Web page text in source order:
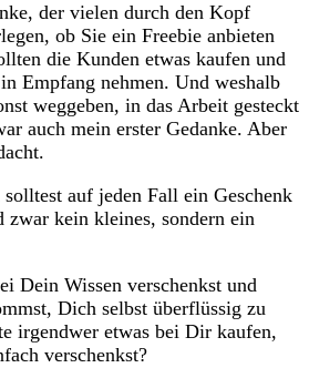
der vielen durch den Kopf
ob Sie ein Freebie anbieten
die Kunden etwas kaufen und
Empfang nehmen. Und weshalb
weggeben, in das Arbeit gesteckt
auch mein erster Gedanke. Aber
auf jeden Fall ein Geschenk
zwar kein kleines, sondern ein
Dein Wissen verschenkst und
Dich selbst überflüssig zu
irgendwer etwas bei Dir kaufen,
verschenkst?